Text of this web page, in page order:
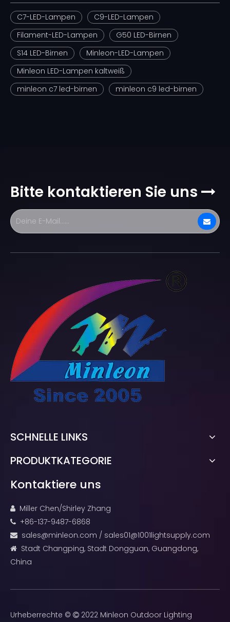
C7-LED-Lampen
C9-LED-Lampen
Filament-LED-Lampen
G50 LED-Birnen
S14 LED-Birnen
Minleon-LED-Lampen
Minleon LED-Lampen kaltweiß
minleon c7 led-birnen
minleon c9 led-birnen
Bitte kontaktieren Sie uns 
SCHNELLE LINKS
PRODUKTKATEGORIE
Kontaktiere uns
 Miller Chen/Shirley Zhang
 +86-137-9487-6868
 sales@minleon.com / sales01@1001lightsupply.com

Stadt Changping, Stadt Dongguan, Guangdong,
China
Urheberrechte ©  2022 Minleon Outdoor Lighting